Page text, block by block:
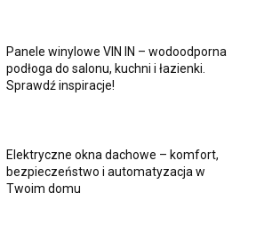
Panele winylowe VIN IN – wodoodporna
podłoga do salonu, kuchni i łazienki.
Sprawdź inspiracje!
Elektryczne okna dachowe – komfort,
bezpieczeństwo i automatyzacja w
Twoim domu